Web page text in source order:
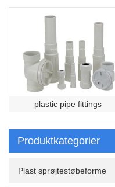
plastic pipe fittings
Produktkategorier
Plast sprøjtestøbeforme